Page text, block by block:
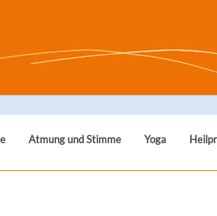
Atmung und Stimme Yoga